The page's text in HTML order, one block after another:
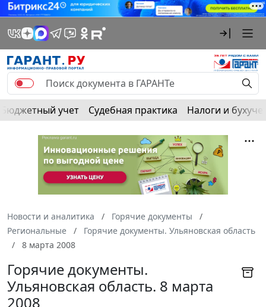
Бюджетный учет Судебная практика Налоги и
Новости и аналитика
Горячие документы
Региональные
Горячие документы. Ульяновская область
8 марта 2008
Горячие документы.
Ульяновская область. 8 марта
2008